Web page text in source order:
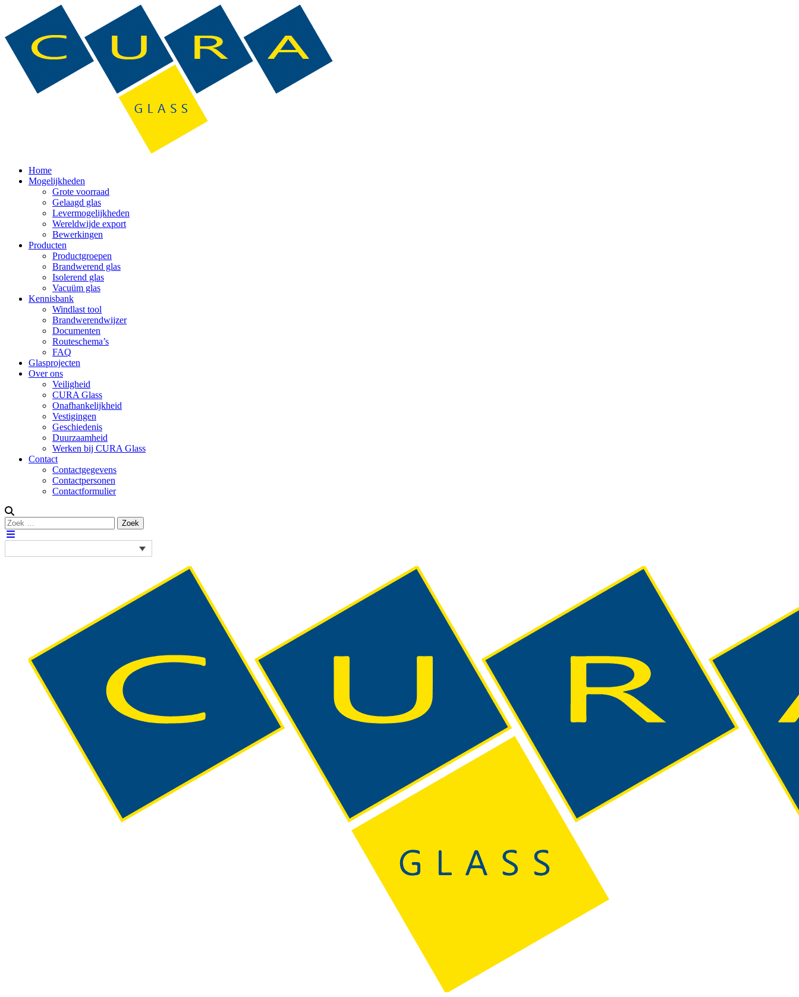
Home
Mogelijkheden
Grote voorraad
Gelaagd glas
Levermogelijkheden
Wereldwijde export
Bewerkingen
Producten
Productgroepen
Brandwerend glas
Isolerend glas
Vacuüm glas
Kennisbank
Windlast tool
Brandwerendwijzer
Documenten
Routeschema’s
FAQ
Glasprojecten
Over ons
Veiligheid
CURA Glass
Onafhankelijkheid
Vestigingen
Geschiedenis
Duurzaamheid
Werken bij CURA Glass
Contact
Contactgegevens
Contactpersonen
Contactformulier
Zoeken
naar:
Zoek